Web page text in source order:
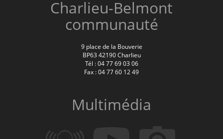
Charlieu-Belmont
communauté
9 place de la Bouverie
BP63 42190 Charlieu
Tél : 04 77 69 03 06
Fax : 04 77 60 12 49
Multimédia